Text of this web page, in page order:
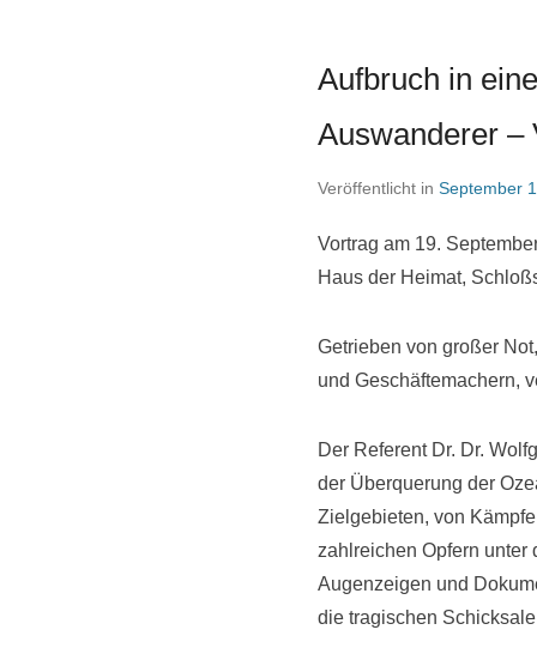
Aufbruch in
Auswanderer –
Veröffentlicht in September
Vortrag am 19.
Haus der Heimat,
Getrieben von großer
und Geschäftemachern,
Der Referent Dr. Dr.
der Überquerung der
Zielgebieten, von
zahlreichen Opfern unter
Augenzeigen und
die tragischen